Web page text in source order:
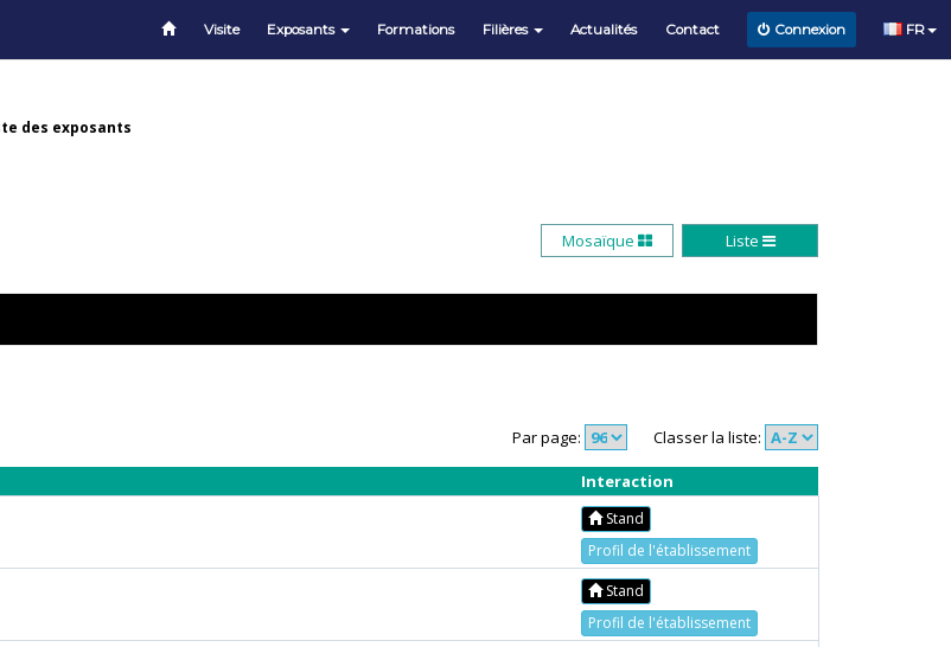
Visite Exposants Formations Filières Actualités Contact Connexion FR
des exposants
Mosaïque Liste
Par page: Classer la liste:
Interaction
Stand
Profil de l'établissement
Stand
Profil de l'établissement